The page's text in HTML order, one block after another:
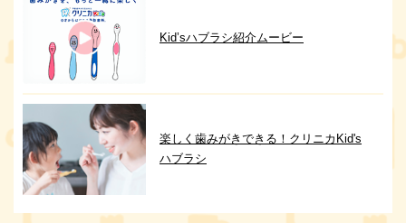
Kid’sハブラシ紹介ムービー
楽しく歯みがきできる！クリニカKid's
ハブラシ